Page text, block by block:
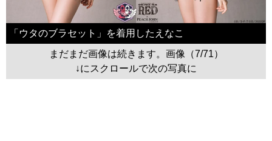
「ウタのブラセット」を着用したえなこ
まだまだ画像は続きます。画像（7/71）
↓にスクロールで次の写真に